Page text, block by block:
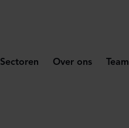
Sectoren Over ons Team